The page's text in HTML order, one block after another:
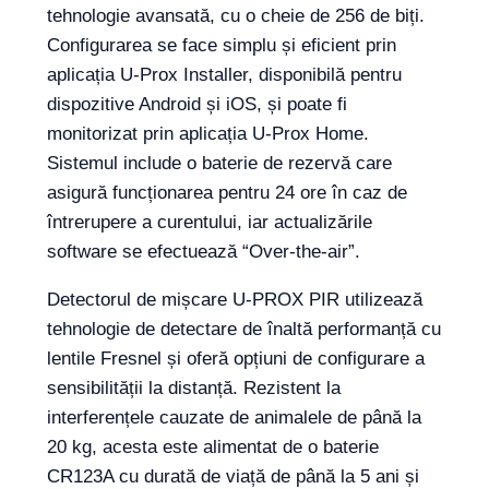
tehnologie avansată, cu o cheie de 256 de biți.
Configurarea se face simplu și eficient prin
aplicația U-Prox Installer, disponibilă pentru
dispozitive Android și iOS, și poate fi
monitorizat prin aplicația U-Prox Home.
Sistemul include o baterie de rezervă care
asigură funcționarea pentru 24 ore în caz de
întrerupere a curentului, iar actualizările
software se efectuează “Over-the-air”.
Detectorul de mișcare U-PROX PIR utilizează
tehnologie de detectare de înaltă performanță cu
lentile Fresnel și oferă opțiuni de configurare a
sensibilității la distanță. Rezistent la
interferențele cauzate de animalele de până la
20 kg, acesta este alimentat de o baterie
CR123A cu durată de viață de până la 5 ani și